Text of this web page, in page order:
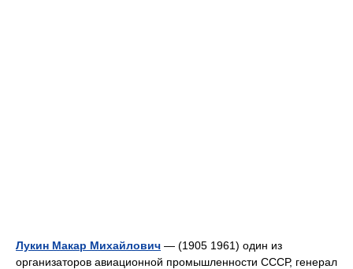
Лукин Макар Михайлович — (1905 1961) один из
организаторов авиационной промышленности СССР, генерал